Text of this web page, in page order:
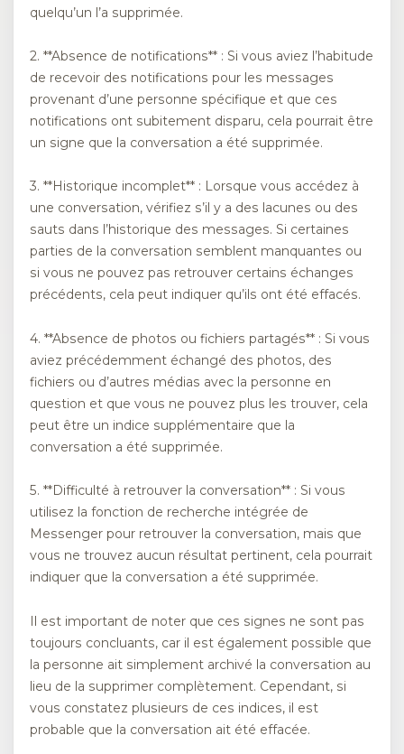
quelqu’un l’a supprimée.
2. **Absence de notifications** : Si vous aviez l’habitude
de recevoir des notifications pour les messages
provenant d’une personne spécifique et que ces
notifications ont subitement disparu, cela pourrait être
un signe que la conversation a été supprimée.
3. **Historique incomplet** : Lorsque vous accédez à
une conversation, vérifiez s’il y a des lacunes ou des
sauts dans l’historique des messages. Si certaines
parties de la conversation semblent manquantes ou
si vous ne pouvez pas retrouver certains échanges
précédents, cela peut indiquer qu’ils ont été effacés.
4. **Absence de photos ou fichiers partagés** : Si vous
aviez précédemment échangé des photos, des
fichiers ou d’autres médias avec la personne en
question et que vous ne pouvez plus les trouver, cela
peut être un indice supplémentaire que la
conversation a été supprimée.
5. **Difficulté à retrouver la conversation** : Si vous
utilisez la fonction de recherche intégrée de
Messenger pour retrouver la conversation, mais que
vous ne trouvez aucun résultat pertinent, cela pourrait
indiquer que la conversation a été supprimée.
Il est important de noter que ces signes ne sont pas
toujours concluants, car il est également possible que
la personne ait simplement archivé la conversation au
lieu de la supprimer complètement. Cependant, si
vous constatez plusieurs de ces indices, il est
probable que la conversation ait été effacée.